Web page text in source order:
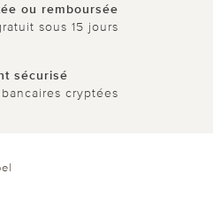
ou remboursée
sous 15 jours
sécurisé
cryptées